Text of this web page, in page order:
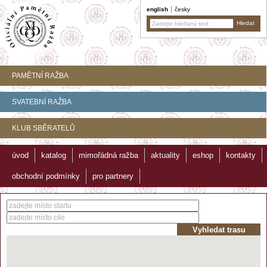
english česky
PAMĚTNÍ RAŽBA
SVATEBNÍ RAŽBA
KLUB SBĚRATELŮ
úvod katalog mimořádná ražba aktuality eshop kontakty
obchodní podmínky pro partnery
Vyhledat trasu